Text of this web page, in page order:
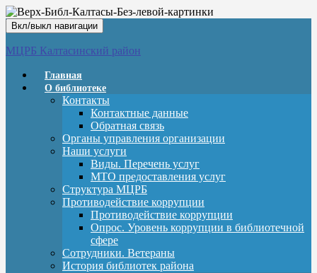
Вкл/выкл навигации
МЦРБ Калтасинский район
Главная
О библиотеке
Контакты
Контактные данные
Обратная связь
Органы управления организации
Наши услуги
Виды. Перечень услуг
МТО предоставления услуг
Структура МЦРБ
Противодействие коррупции
Противодействие коррупции
Опрос. Уровень коррупции в библиотечной
сфере
Сотрудники. Ветераны
История библиотек района